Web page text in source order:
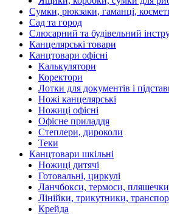
Сумки, рюкзаки, гаманці,
Сад та город
Слюсарний та будівельний
Канцелярські товари
Канцтовари офісні
Калькулятори
Коректори
Лотки для документів і
Ножі канцелярські
Ножиці офісні
Офісне приладдя
Степлери, дироколи
Теки
Канцтовари шкільні
Ножиці дитячі
Готовальні, циркулі
Ланчбокси, термоси, пляшечки
Лінійки, трикутники,
Крейда